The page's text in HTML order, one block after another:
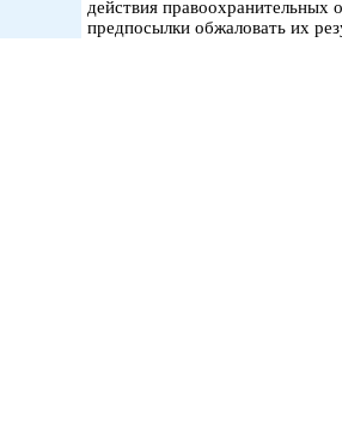
действия правоохранительных
предпосылки обжаловать их